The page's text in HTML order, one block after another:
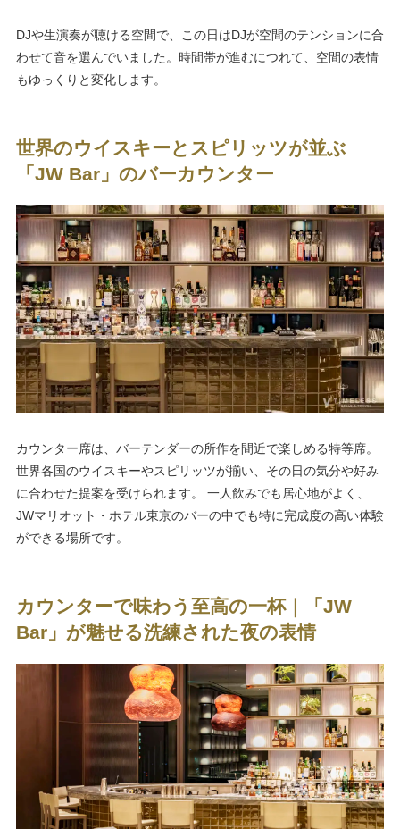
DJや生演奏が聴ける空間で、この日はDJが空間のテンションに合
わせて音を選んでいました。時間帯が進むにつれて、空間の表情
もゆっくりと変化します。
世界のウイスキーとスピリッツが並ぶ
「JW Bar」のバーカウンター
カウンター席は、バーテンダーの所作を間近で楽しめる特等席。
世界各国のウイスキーやスピリッツが揃い、その日の気分や好み
に合わせた提案を受けられます。 一人飲みでも居心地がよく、
JWマリオット・ホテル東京のバーの中でも特に完成度の高い体験
ができる場所です。
カウンターで味わう至高の一杯｜「JW
Bar」が魅せる洗練された夜の表情